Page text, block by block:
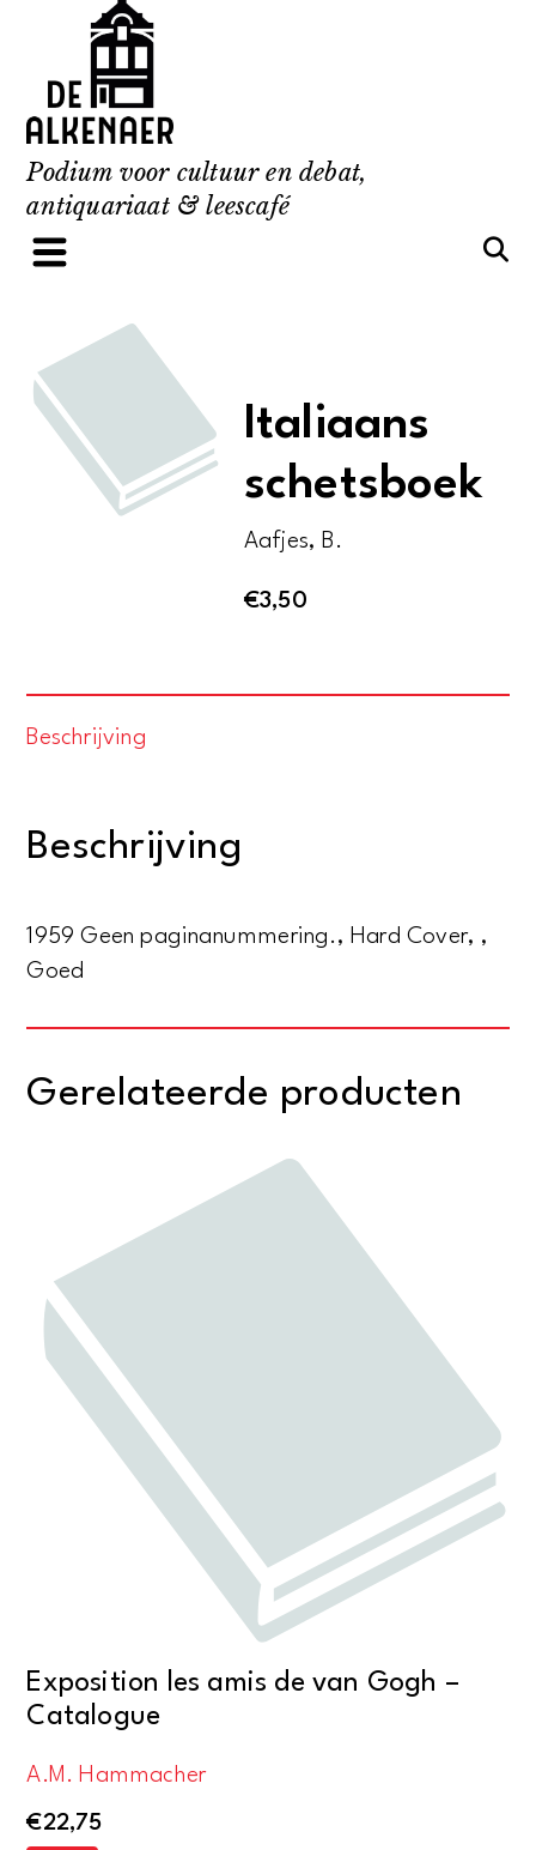
content
Podium voor cultuur en debat,
antiquariaat & leescafé
Italiaans
schetsboek
Aafjes, B.
€3,50
Beschrijving
Beschrijving
1959 Geen paginanummering., Hard Cover, ,
Goed
Gerelateerde producten
Exposition les amis de van Gogh –
Catalogue
A.M. Hammacher
€22,75